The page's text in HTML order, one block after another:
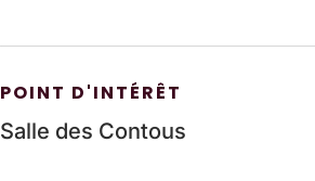
POINT D'INTÉRÊT
Salle des Contous